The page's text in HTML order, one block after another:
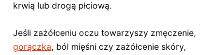
krwią lub drogą płciową.
Jeśli zażółceniu oczu towarzyszy zmęczenie,
gorączka, ból mięśni czy zażółcenie skóry,